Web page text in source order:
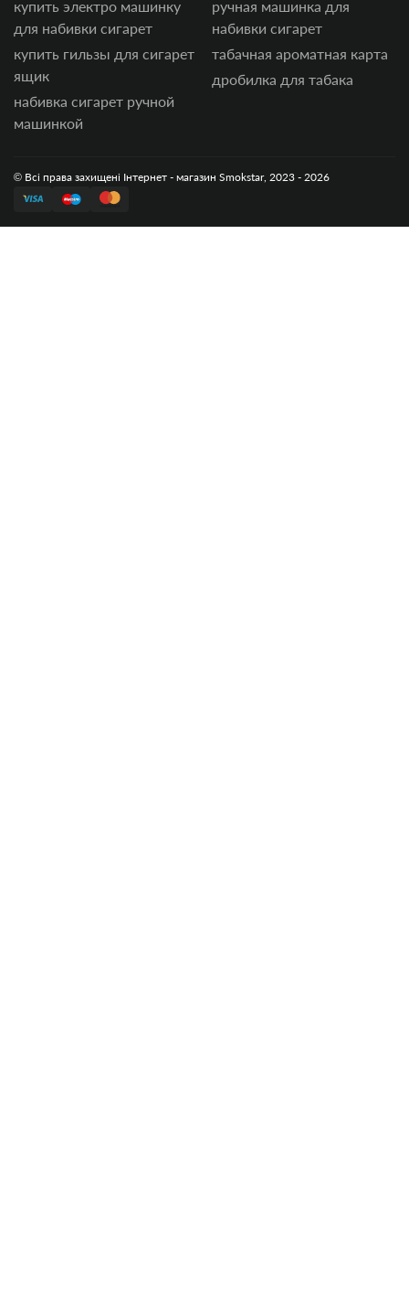
купить электро машинку
для набивки сигарет
купить гильзы для сигарет
ящик
набивка сигарет ручной
машинкой
ручная машинка для
набивки сигарет
табачная ароматная карта
дробилка для табака
© Всі права захищені Інтернет - магазин Smokstar, 2023 - 2026